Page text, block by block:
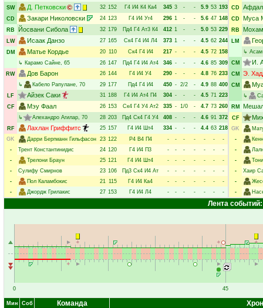
SW
Д. Петковски 32 152 Г4 И4 К4 Ка4 345 3 - - 5.9 53 193
CD
Закари Николовски 24 123 Г4 И4 Уг4 296 1 - - 5.6 47 148
RB
Йосвани Сибола 32 179 Пд4 Г4 Ат3 К4 412 1 - - 5.0 53 229
LW
Исаак Данзо 27 165 Ск4 Г4 И4 Л4 373 1 - - 4.5 62 244
DM
Матье Кордье 20 110 Ск4 Г4 И4 217 - - - 4.5 72 158
↳ Карамо Сайне, 65 26 147 Пд4 Г4 И4 Ат4 346 - - - 4.6 85 309
RW
Дов Барон 26 144 Г4 И4 У4 290 - - - 4.8 76 233
↳
Кабело Рапулане, 70 29 177 Пд4 Г4 И4 450 - 2/2 - 4.9 88 400
LF
Айзек Саки 31 188 Г4 И4 Ат4 П4 304 - - - 4.5 71 223
CF
Мэу Фаал 26 153 Ск4 Г4 У4 Ат2 335 - 1/0 - 4.7 73 260
↳
Алехандро Агилар, 70 28 203 Пд4 Ск4 Г4 У4 408 - - - 4.6 91 372
RF
Лахлан Гриффитс 25 157 Г4 И4 Шт4 334 - - - 4.4 63 218
GK
Дарри Бергманн Гильфасон 23 122 Р4 В4 П4 - - - - - -
-
-
Трент Константинидис 24 120 Г4 И4 П3 - - - - - -
-
-
Трелони Браун 25 121 Г4 И4 Шт4 - - - - - -
-
-
Сулифу Смирнов 23 106 Пд3 Ск4 И4 Ат - - - - - -
-
-
Пол Каламбокис 21 115 Г4 И4 Ка4 - - - - - -
-
-
Джордж Грилакис 27 153 Г4 И4 Л4 - - - - - - -
CD
CD Муса
RB
LM
↳ Асам
CM
И.
CM Э.
CM
↳
RM
CF
GK
-
-
-
-
Хаир
-
-
Лента событий:
0 45
Мин Соб Команда